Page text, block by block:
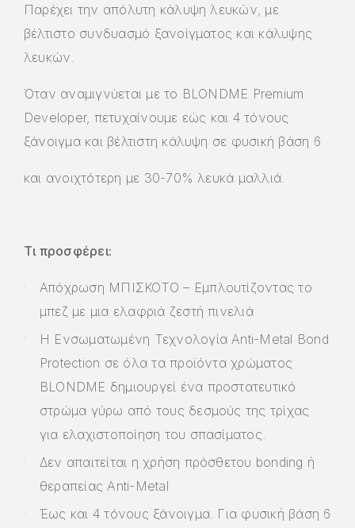
Παρέχει την απόλυτη κάλυψη λευκών, με
βέλτιστο συνδυασμό ξανοίγματος και κάλυψης
λευκών.
Όταν αναμιγνύεται με το BLONDME Premium
Developer, πετυχαίνουμε εώς και 4 τόνους
ξάνοιγμα και βέλτιστη κάλυψη σε φυσική βάση 6
και ανοιχτότερη με 30-70% λευκά μαλλιά.
Τι προσφέρει:
Απόχρωση ΜΠΙΣΚΟΤΟ – Εμπλουτίζοντας το
μπεζ με μια ελαφριά ζεστή πινελιά
Η Ενσωματωμένη Τεχνολογία Anti-Metal Bond
Protection σε όλα τα προϊόντα χρώματος
BLONDME δημιουργεί ένα προστατευτικό
στρώμα γύρω από τους δεσμούς της τρίχας
για ελαχιστοποίηση του σπασίματος.
Δεν απαιτείται η χρήση πρόσθετου bonding ή
θεραπείας Anti-Metal
Έως και 4 τόνους ξάνοιγμα. Για φυσική βάση 6